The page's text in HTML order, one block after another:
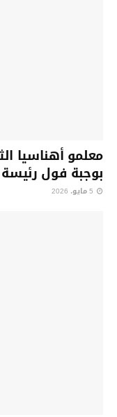
معلمو أهناسيا
بوجبة فول